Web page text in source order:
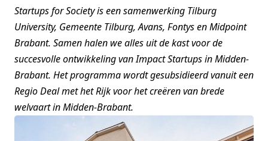
Startups for Society is een samenwerking Tilburg
University, Gemeente Tilburg, Avans, Fontys en Midpoint
Brabant. Samen halen we alles uit de kast voor de
succesvolle ontwikkeling van Impact Startups in Midden-
Brabant. Het programma wordt gesubsidieerd vanuit een
Regio Deal met het Rijk voor het creëren van brede
welvaart in Midden-Brabant.